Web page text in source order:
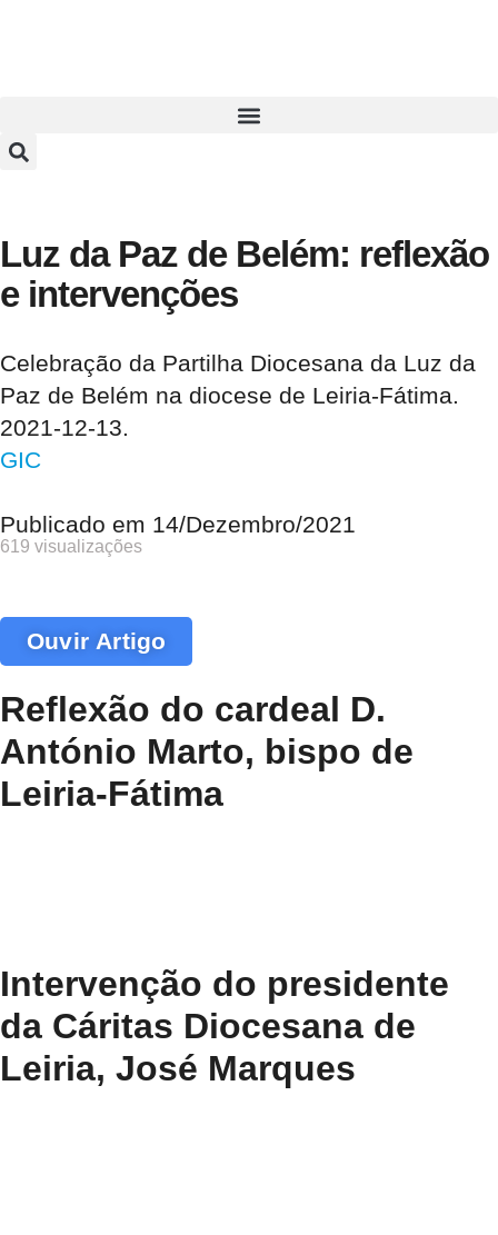
Luz da Paz de Belém: reflexão
e intervenções
Celebração da Partilha Diocesana da Luz da
Paz de Belém na diocese de Leiria-Fátima.
2021-12-13.
GIC
Publicado em 14/Dezembro/2021
619 visualizações
Ouvir Artigo
Reflexão do cardeal D.
António Marto, bispo de
Leiria-Fátima
Intervenção do presidente
da Cáritas Diocesana de
Leiria, José Marques